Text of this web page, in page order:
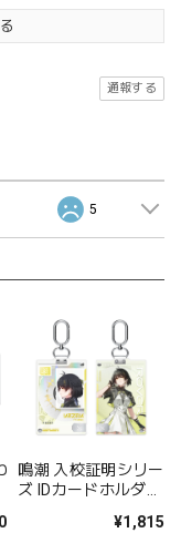
通報する
5
鳴潮 入校証明シリー
ズ IDカードホルダー
¥1,815